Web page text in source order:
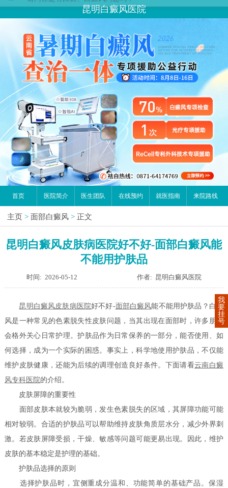
昆明白癜风医院
首页 医院简介 医生团队 在线预约 就医指南 来院路线
主页 > 面部白癜风 > 正文
昆明白癜风皮肤病医院好不好-面部白癜风能
不能用护肤品
时间: 2026-05-12 作者: 昆明白癜风医院
昆明白癜风皮肤病医院好不好-面部白癜风能不能用护肤品？白癜
风是一种常见的色素脱失性皮肤问题，当其出现在面部时，许多朋友
会格外关心日常护理。护肤品作为日常保养的一部分，能否使用、如
何选择，成为一个实际的困惑。事实上，科学地使用护肤品，不仅能
维护皮肤健康，还能为后续的调理创造良好条件。下面请看云南白癜
风专科医院的介绍。
皮肤屏障的重要性
面部皮肤本就较为脆弱，发生色素脱失的区域，其屏障功能可能
相对较弱。合适的护肤品可以帮助维持皮肤角质层水分，减少外界刺
激。若皮肤屏障受损，干燥、敏感等问题可能更易出现。因此，维护
皮肤的基本稳定是护理的基础。
护肤品选择的原则
选择护肤品时，宜侧重成分温和、功能简单的基础产品。保湿
我
要
挂
号